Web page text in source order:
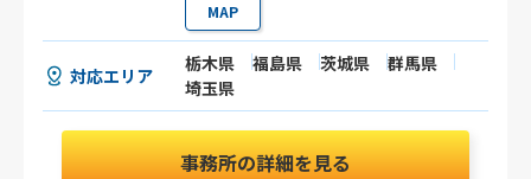
MAP
対応エリア
栃木県 福島県 茨城県
群馬県
埼玉県
事務所の詳細を見る